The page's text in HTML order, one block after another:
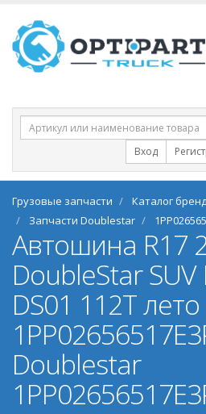
Вход
Грузовые запчасти Каталог
Запчасти Doublestar
Автошина R17
DoubleStar SUV
DS01 112T лето
Doublestar